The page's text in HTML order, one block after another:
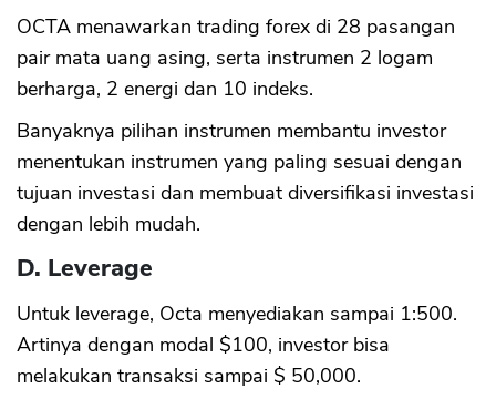
OCTA menawarkan trading forex di 28 pasangan
pair mata uang asing, serta instrumen 2 logam
berharga, 2 energi dan 10 indeks.
Banyaknya pilihan instrumen membantu investor
menentukan instrumen yang paling sesuai dengan
tujuan investasi dan membuat diversifikasi investasi
dengan lebih mudah.
D. Leverage
Untuk leverage, Octa menyediakan sampai 1:500.
Artinya dengan modal $100, investor bisa
melakukan transaksi sampai $ 50,000.